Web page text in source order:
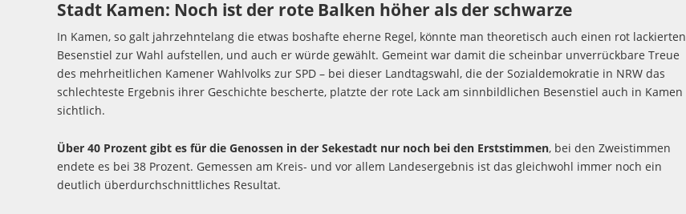
Stadt Kamen: Noch ist der rote Balken höher als der schwarze
In Kamen, so galt jahrzehntelang die etwas boshafte eherne Regel, könnte man theoretisch auch einen rot lackierten
Besenstiel zur Wahl aufstellen, und auch er würde gewählt. Gemeint war damit die scheinbar unverrückbare Treue
des mehrheitlichen Kamener Wahlvolks zur SPD – bei dieser Landtagswahl, die der Sozialdemokratie in NRW das
schlechteste Ergebnis ihrer Geschichte bescherte, platzte der rote Lack am sinnbildlichen Besenstiel auch in Kamen
sichtlich.
Über 40 Prozent gibt es für die Genossen in der Sekestadt nur noch bei den Erststimmen, bei den Zweistimmen
endete es bei 38 Prozent. Gemessen am Kreis- und vor allem Landesergebnis ist das gleichwohl immer noch ein
deutlich überdurchschnittliches Resultat.